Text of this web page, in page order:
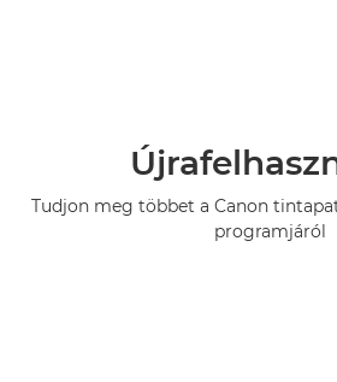
Tudjon meg többet a Canon
programjáról